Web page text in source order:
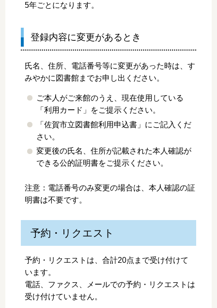
5年ごとになります。
登録内容に変更があるとき
氏名、住所、電話番号等に変更があった時は、す
みやかに図書館までお申し出ください。
ご本人がご来館のうえ、現在使用している
「利用カード」をご提示ください。
「佐賀市立図書館利用申込書」にご記入くだ
さい。
変更後の氏名、住所が記載された本人確認が
できる公的証明書をご提示ください。
注意：電話番号のみ変更の場合は、本人確認の証
明書は不要です。
予約・リクエスト
予約・リクエストは、合計20点まで受け付けて
います。
電話、ファクス、メールでの予約・リクエストは
受け付けていません。